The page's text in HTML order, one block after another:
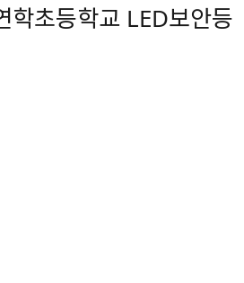
학초등학교 LED보안